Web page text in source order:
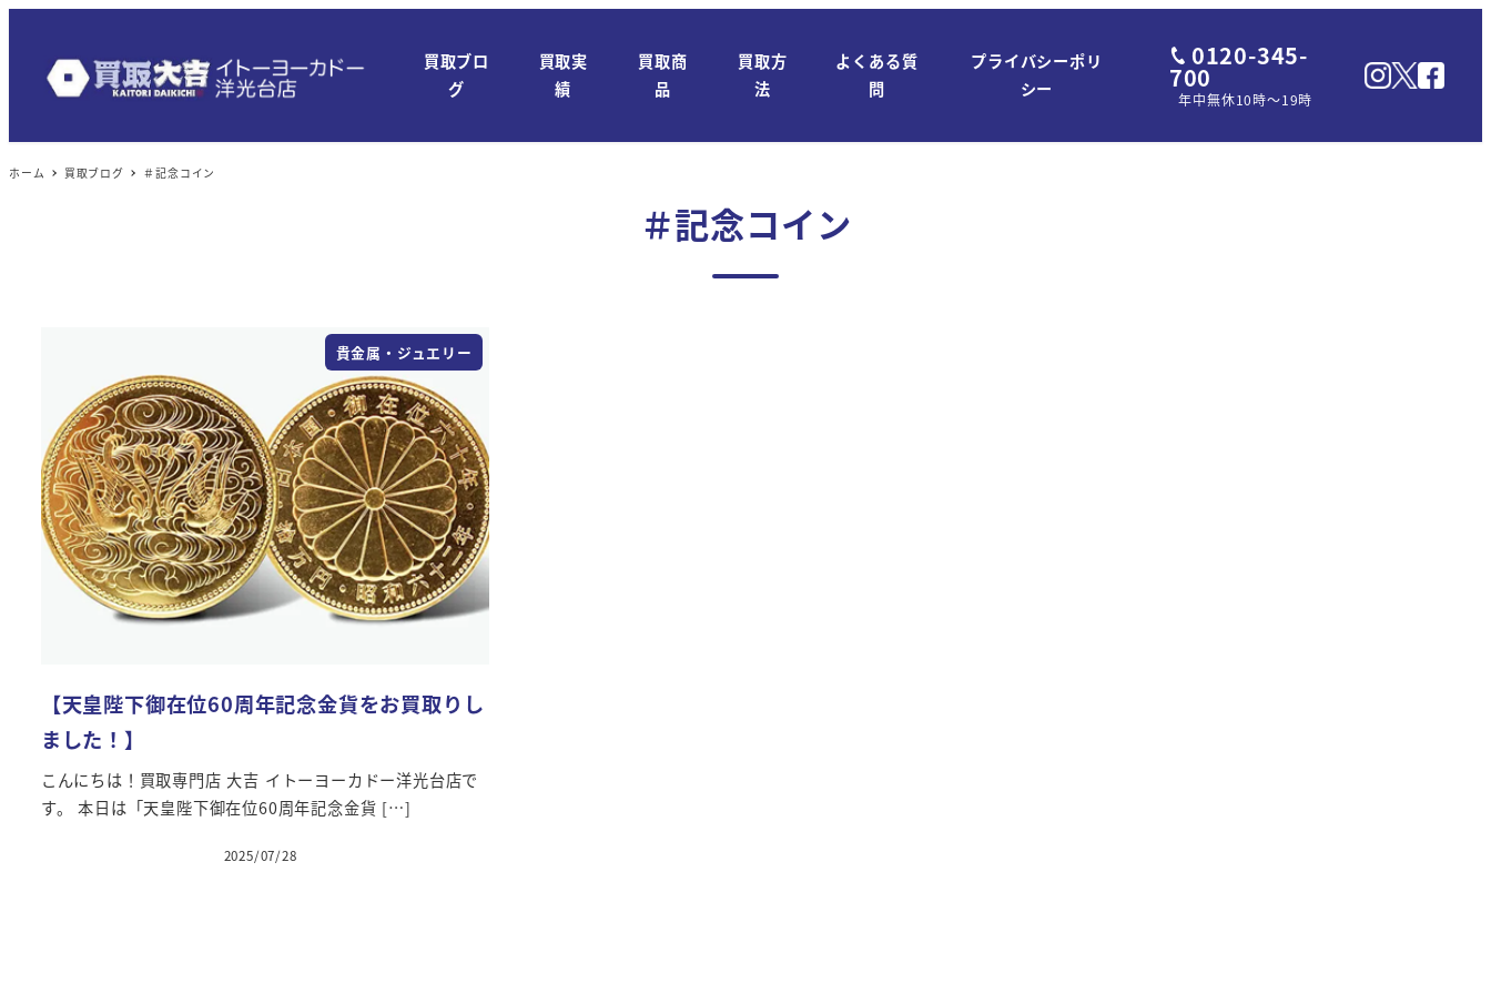
ン
テ
買取ブロ
グ
買取実
績
買取商
品
買取方
法
よくある質
問
プライバシーポリ
シー
0120-345-
700
年中無休10時～19時
ホーム 買取ブログ ＃記念コイン
＃記念コイン
貴金属・ジュエリー
【天皇陛下御在位60周年記念金貨をお買取りし
ました！】
こんにちは！買取専門店 大吉 イトーヨーカドー洋光台店で
す。 本日は「天皇陛下御在位60周年記念金貨 […]
投稿日
2025/07/28